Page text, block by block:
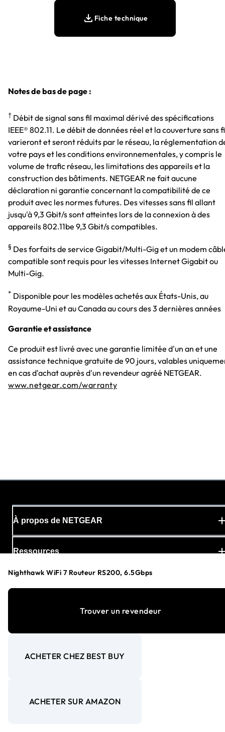
Fiche technique
Notes de bas de page :
† Débit de signal sans fil maximal dérivé des spécifications
IEEE® 802.11. Le débit de données réel et la couverture sans
varieront et seront réduits par le réseau, la réglementation
votre pays et les conditions environnementales, y compris le
volume de trafic réseau, les limitations des appareils et la
construction des bâtiments. NETGEAR ne fait aucune
déclaration ni garantie concernant la compatibilité de ce
produit avec les normes futures. Des vitesses sans fil allant
jusqu'à 9,3 Gbit/s sont atteintes lors de la connexion à des
appareils 802.11be 9,3 Gbit/s compatibles.
§ Des forfaits de service Gigabit/Multi-Gig et un modem
compatible sont requis pour les vitesses Internet Gigabit ou
Multi-Gig.
* Disponible pour les modèles achetés aux États-Unis, au
Royaume-Uni et au Canada au cours des 3 dernières années
Garantie et assistance
Ce produit est livré avec une garantie limitée d'un an et une
assistance technique gratuite de 90 jours, valables
en cas d'achat auprès d'un revendeur agréé NETGEAR.
www.netgear.com/warranty
Nighthawk WiFi 7 Routeur RS200, 6.5Gbps
Trouver un revendeur
ACHETER CHEZ BEST BUY
ACHETER SUR AMAZON
À propos de NETGEAR
Ressources